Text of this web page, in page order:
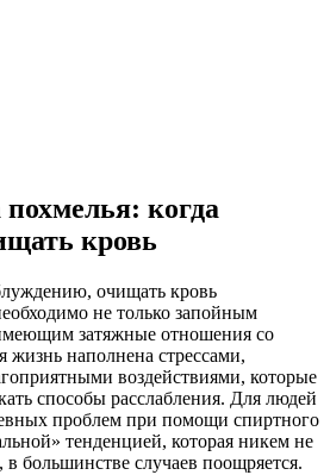
когда
кровь
очищать кровь
не только запойным
затяжные отношения со
наполнена стрессами,
воздействиями, которые
способы расслабления. Для людей
проблем при помощи спиртного
тенденцией, которая никем не
в большинстве случаев поощряется.